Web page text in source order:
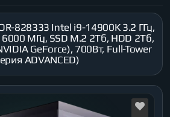
828333 Intel i9-14900K 3.2 ГГц,
МГц, SSD M.2 2Тб, HDD 2Тб,
GeForce), 700Вт, Full-Tower
ADVANCED)